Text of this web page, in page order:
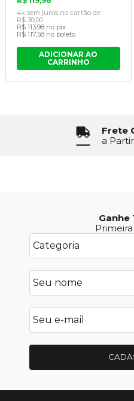
4x sem juros no cartãode
R$ 30,00
R$ 113,98 no pix
R$ 117,58 no boleto
ADICIONAR AO
CARRINHO
Frete
a
Ganhe